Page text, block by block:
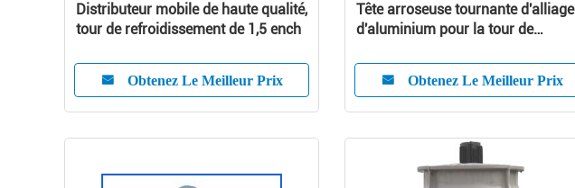
Distributeur mobile de haute qualité,
tour de refroidissement de 1,5 ench
Obtenez Le Meilleur Prix
Tête arroseuse tournante d'alliage
d'aluminium pour la tour de
Obtenez Le Meilleur Prix